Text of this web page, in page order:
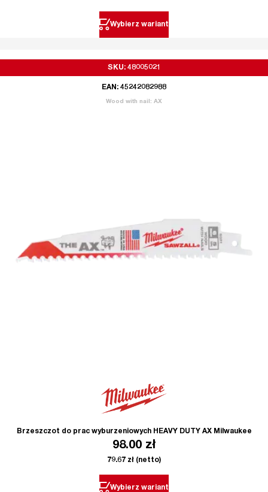
Wybierz wariant
SKU: 48005021
EAN: 45242082988
Wood with nail: AX
Brzeszczot do prac wyburzeniowych HEAVY DUTY AX Milwaukee
98.00 zł
79.67 zł (netto)
Wybierz wariant